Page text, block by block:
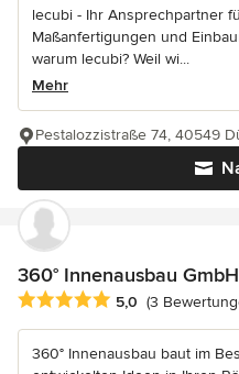
lecubi - Ihr Ansprechpartner
Maßanfertigungen und
warum lecubi? Weil wi...
Mehr
Pestalozzistraße 74, 40549
360° Innenausbau GmbH
Durchschnittliche
5,0 (3
360° Innenausbau baut im